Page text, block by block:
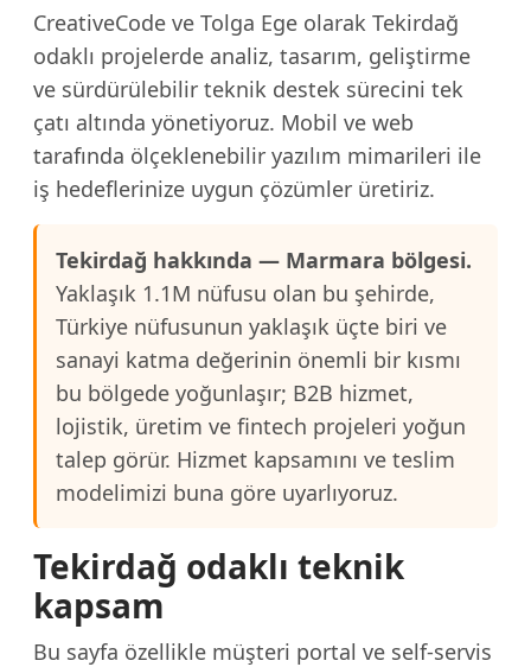
CreativeCode ve Tolga Ege olarak Tekirdağ
odaklı projelerde analiz, tasarım, geliştirme
ve sürdürülebilir teknik destek sürecini tek
çatı altında yönetiyoruz. Mobil ve web
tarafında ölçeklenebilir yazılım mimarileri ile
iş hedeflerinize uygun çözümler üretiriz.
Tekirdağ hakkında — Marmara bölgesi.
Yaklaşık 1.1M nüfusu olan bu şehirde,
Türkiye nüfusunun yaklaşık üçte biri ve
sanayi katma değerinin önemli bir kısmı
bu bölgede yoğunlaşır; B2B hizmet,
lojistik, üretim ve fintech projeleri yoğun
talep görür. Hizmet kapsamını ve teslim
modelimizi buna göre uyarlıyoruz.
Tekirdağ odaklı teknik
kapsam
Bu sayfa özellikle müşteri portal ve self-servis